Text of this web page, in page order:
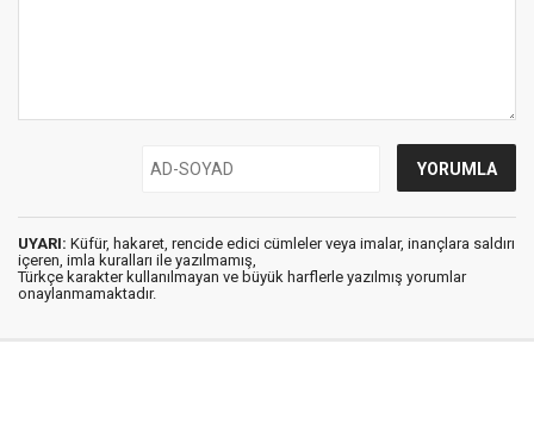
UYARI: Küfür, hakaret, rencide edici cümleler veya imalar, inançlara saldırı
içeren, imla kuralları ile yazılmamış,
Türkçe karakter kullanılmayan ve büyük harflerle yazılmış yorumlar
onaylanmamaktadır.